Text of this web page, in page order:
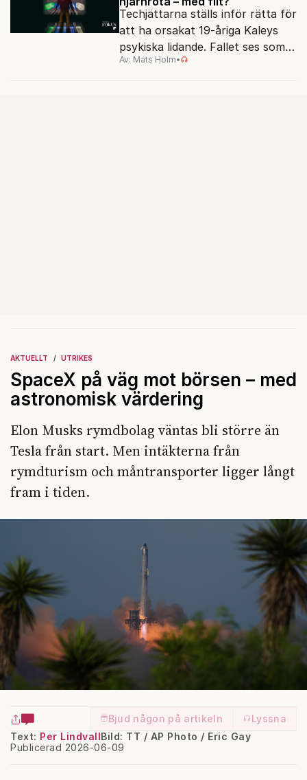
Techjättarna ställs inför rätta för
att ha orsakat 19-åriga Kaleys
psykiska lidande. Fallet ses som
ett pilotmål, och sätter fingret
Av: Mats Holm•
AKTUELLT UTRIKES
SpaceX på väg mot börsen – med
astronomisk värdering
Elon Musks rymdbolag väntas bli större än
Tesla från start. Men intäkterna från
rymdturism och måntransporter ligger långt
fram i tiden.
Bjud någon på artikeln
Lyssna
Text: Per Lindvall
Publicerad 2026-06-09
Bild: TT / AP Photo / Eric Gay